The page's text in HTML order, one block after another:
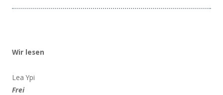
Wir lesen
Lea Ypi
Frei